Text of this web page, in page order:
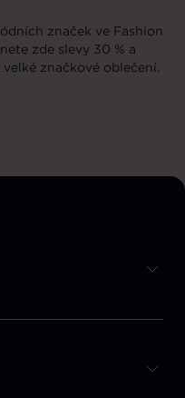
značek ve Fashion
zde slevy 30 % a
značkové oblečení.